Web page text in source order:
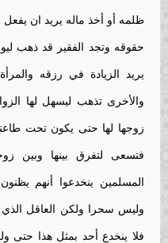
ظلمه أو أخذ ماله يريد ان
حقوقه وتجد الفقير قد ذهب
يريد الزيادة في رزقه
والأخرى تذهب ليسهل لها
زوجها لها حتى يكون تحت
فتسعى لتفرق بينها وبين
المسلمين ينخدعوا أنهم
وليس سحرا ولكن العاقل الذي
فلا ينخدع أحد بمثل هذا حتى